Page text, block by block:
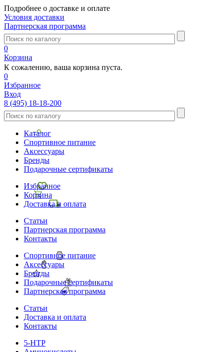
Подробнее о доставке и оплате
Условия доставки
Партнерская программа
0
Корзина
К сожалению, ваша корзина пуста.
0
Избранное
Вход
8 (495) 18-18-200
Каталог
Спортивное питание
Аксессуары
Бренды
Подарочные сертификаты
Избранное
Корзина
Доставка и оплата
Статьи
Партнерская программа
Контакты
Спортивное питание
Аксессуары
Бренды
Подарочные сертификаты
Партнерская программа
Статьи
Доставка и оплата
Контакты
5-HTP